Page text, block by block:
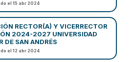
el 15 abr 2024
RECTOR(A) Y VICERRECTOR
2024-2027 UNIVERSIDAD
DE SAN ANDRÉS
el 12 abr 2024